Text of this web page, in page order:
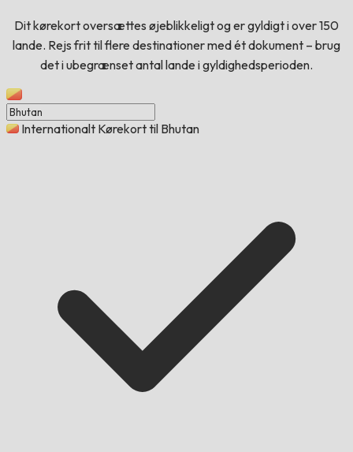
Dit kørekort oversættes øjeblikkeligt og er gyldigt i over 150
lande. Rejs frit til flere destinationer med ét dokument – brug
det i ubegrænset antal lande i gyldighedsperioden.
Internationalt Kørekort til Bhutan